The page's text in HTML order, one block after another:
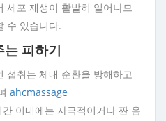
세포 재생이 활발히 일어나므
수 있습니다.
피하기
섭취는 체내 순환을 방해하고
ahcmassage
이내에는 자극적이거나 짠 음